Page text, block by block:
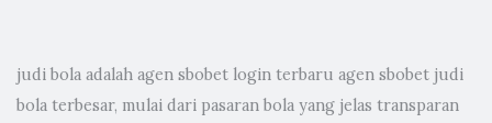
judi bola adalah agen sbobet login terbaru agen sbobet judi
bola terbesar, mulai dari pasaran bola yang jelas transparan